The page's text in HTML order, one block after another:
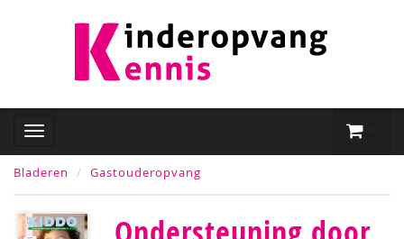
Bladeren Gastouderopvang